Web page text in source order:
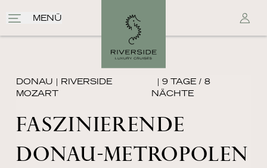
MENÜ
DONAU | RIVERSIDE
MOZART
| 9 TAGE / 8
NÄCHTE
FASZINIERENDE
DONAU-METROPOLEN